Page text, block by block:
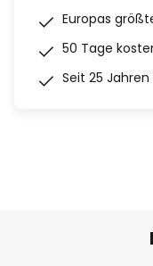
Europas
50 Tage
Seit 25 Jahren